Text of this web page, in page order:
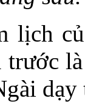
lịch
dạy